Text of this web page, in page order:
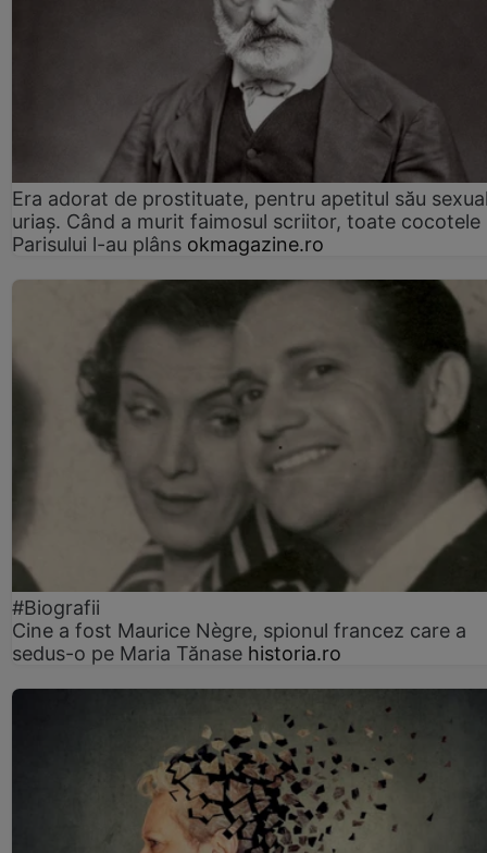
Era adorat de prostituate, pentru apetitul său
uriaș. Când a murit faimosul scriitor, toate cocotele
Parisului l-au plâns okmagazine.ro
#Biografii
Cine a fost Maurice Nègre, spionul francez care a
sedus-o pe Maria Tănase historia.ro